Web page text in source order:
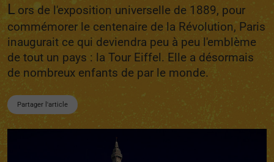
L ors de l'exposition universelle de 1889, pour
commémorer le centenaire de la Révolution, Paris
inaugurait ce qui deviendra peu à peu l'emblème
de tout un pays : la Tour Eiffel. Elle a désormais
de nombreux enfants de par le monde.
Partager l'article